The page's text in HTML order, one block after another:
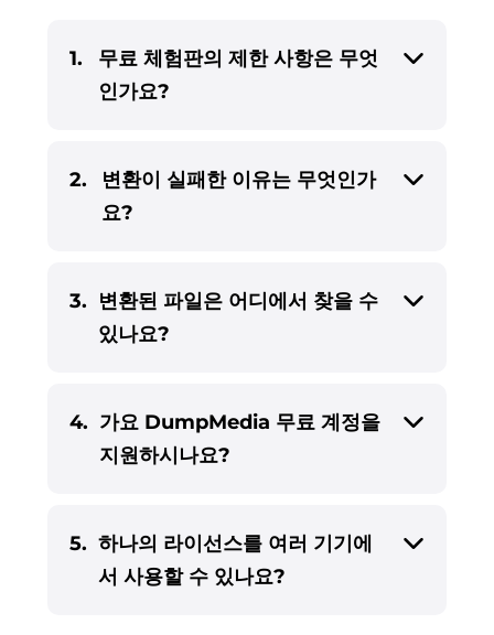
1.
무료 체험판의 제한 사항은 무엇
인가요?
2.
변환이 실패한 이유는 무엇인가
요?
3. 변환된 파일은 어디에서 찾을 수
있나요?
4. 가요 DumpMedia 무료 계정을
지원하시나요?
5. 하나의 라이선스를 여러 기기에
서 사용할 수 있나요?